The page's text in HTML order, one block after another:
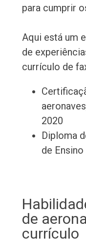
para cumprir
Aqui está um
de
currículo de
2020
Diploma
de
de
currículo